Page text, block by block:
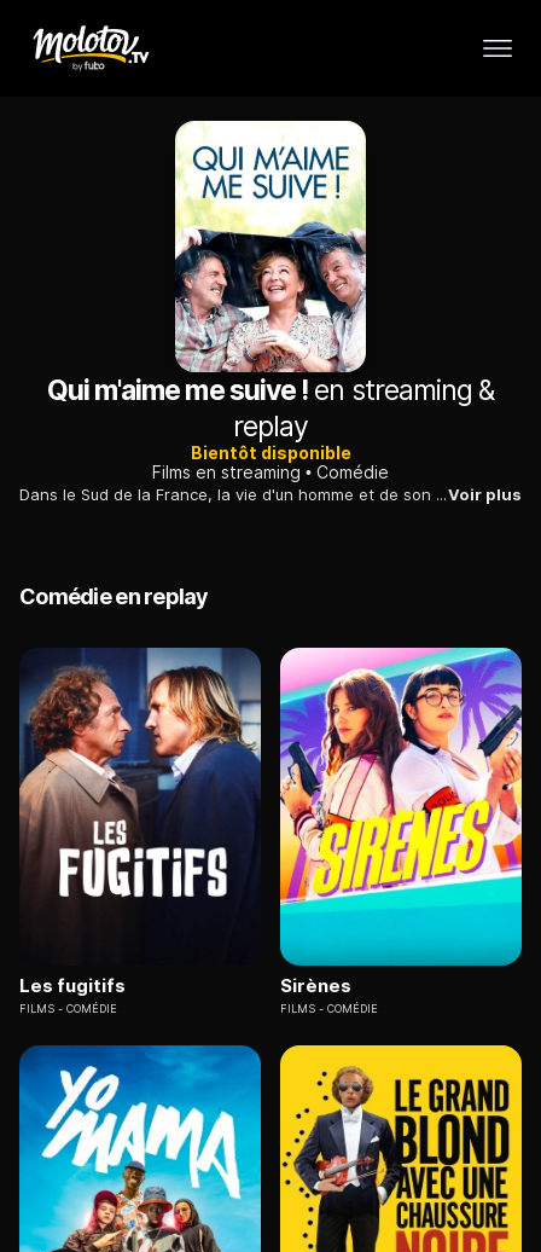
Qui m'aime me suive ! en streaming &
replay
Bientôt disponible
Films en streaming
Comédie
Dans le Sud de la France, la vie d'un homme et de son épouse, retraités, bascule soudainement quand leur voisin et amant de la femme décide de partir...Voir plus
Comédie en replay
Les fugitifs
FILMS COMÉDIE
Sirènes
FILMS COMÉDIE